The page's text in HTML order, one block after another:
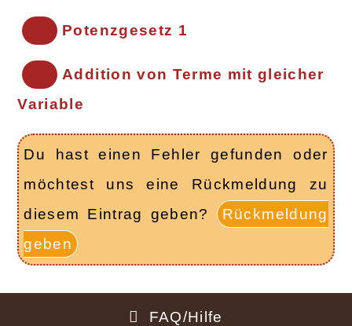
Potenzgesetz 1
Addition von Terme mit gleicher
Variable
Du hast einen Fehler gefunden oder
möchtest uns eine Rückmeldung zu
diesem Eintrag geben?
Rückmeldung
geben
FAQ/Hilfe